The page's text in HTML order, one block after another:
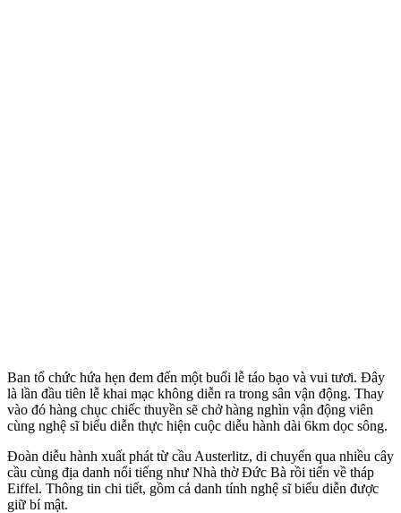
Ban tổ chức hứa hẹn đem đến một buổi lễ táo bạo và vui tươi. Đây
là lần đầu tiên lễ khai mạc không diễn ra trong sân vận động. Thay
vào đó hàng chục chiếc thuyền sẽ chở hàng nghìn vận động viên
cùng nghệ sĩ biểu diễn thực hiện cuộc diễu hành dài 6km dọc sông.
Đoàn diễu hành xuất phát từ cầu Austerlitz, di chuyển qua nhiều cây
cầu cùng địa danh nổi tiếng như Nhà thờ Đức Bà rồi tiến về tháp
Eiffel. Thông tin chi tiết, gồm cả danh tính nghệ sĩ biểu diễn được
giữ bí mật.